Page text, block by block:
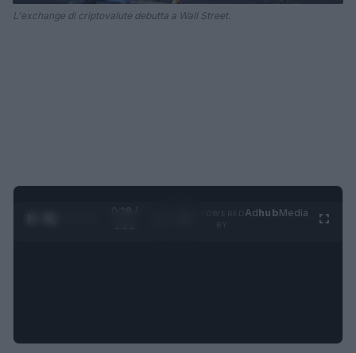
L'exchange di criptovalute debutta a Wall Street.
0:30 /
AdhubMedia